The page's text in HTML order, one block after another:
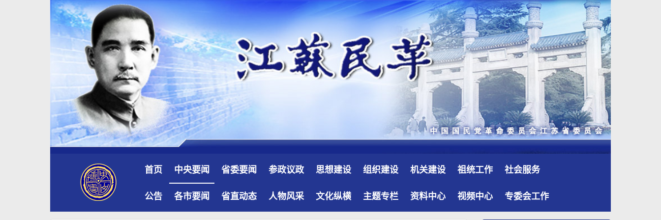
首页 中央要闻 省委要闻 参政议政 思想建设 组织建设 机关建设 祖统工作 社会服务
公告 各市要闻 省直动态 人物风采 文化纵横 主题专栏 资料中心 视频中心 专委会工作